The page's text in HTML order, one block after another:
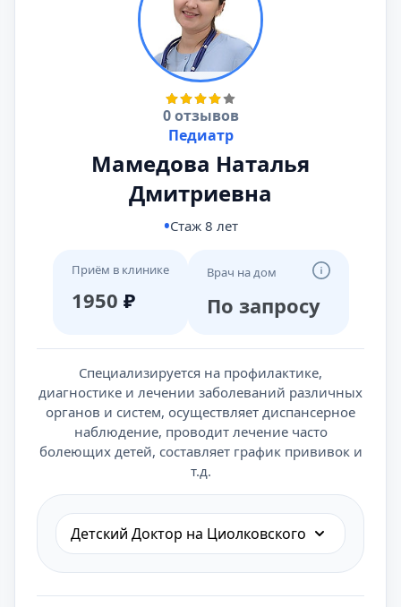
0 отзывов
Педиатр
Мамедова Наталья
Дмитриевна
Стаж 8 лет
Приём в клинике
1950 ₽
Врач на дом
По запросу
Специализируется на профилактике,
диагностике и лечении заболеваний различных
органов и систем, осуществляет диспансерное
наблюдение, проводит лечение часто
болеющих детей, составляет график прививок и
т.д.
Детский Доктор на Циолковского